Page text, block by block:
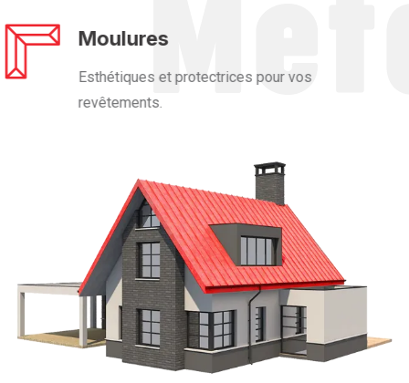
Moulures
Esthétiques et protectrices pour vos
revêtements.